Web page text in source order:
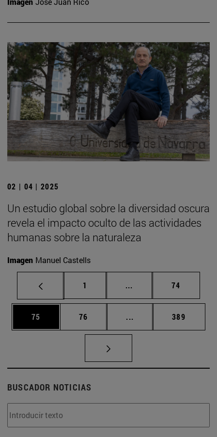
02 | 04 | 2025
Un estudio global sobre la diversidad oscura
revela el impacto oculto de las actividades
humanas sobre la naturaleza
Imagen Manuel Castells
Página
1 ... Páginas intermedias
Página
74
Página
75 Página
76 ... Páginas intermedias
Página
389
BUSCADOR NOTICIAS